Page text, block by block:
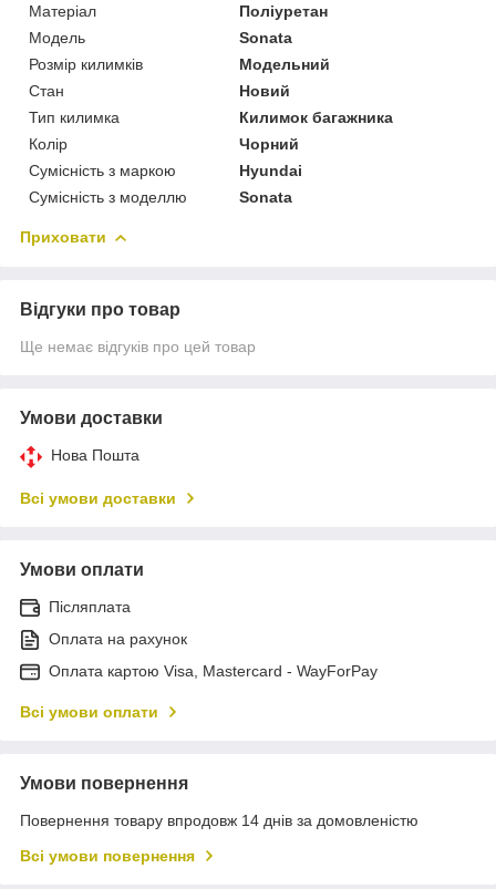
Матеріал
Поліуретан
Модель
Sonata
Розмір килимків
Модельний
Стан
Новий
Тип килимка
Килимок багажника
Колір
Чорний
Сумісність з маркою
Hyundai
Сумісність з моделлю
Sonata
Приховати
Відгуки про товар
Ще немає відгуків про цей товар
Умови доставки
Нова Пошта
Всі умови доставки
Умови оплати
Післяплата
Оплата на рахунок
Оплата картою Visa, Mastercard - WayForPay
Всі умови оплати
Умови повернення
Повернення товару впродовж 14 днів за домовленістю
Всі умови повернення